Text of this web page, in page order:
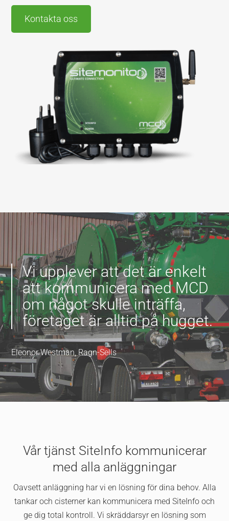
Kontakta oss
Vi upplever att det är enkelt
att kommunicera med MCD
om något skulle inträffa,
företaget är alltid på hugget.
Eleonor Westman, Ragn-Sells
Vår tjänst SiteInfo kommunicerar
med alla anläggningar
Oavsett anläggning har vi en lösning för dina behov. Alla
tankar och cisterner kan kommunicera med SiteInfo och
ge dig total kontroll. Vi skräddarsyr en lösning som